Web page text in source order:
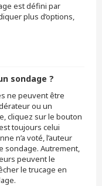
est défini par
plus d’options,
sondage ?
ne peuvent être
ou un
cliquez sur le bouton
toujours celui
n’a voté, l’auteur
sondage. Autrement,
peuvent le
le trucage en